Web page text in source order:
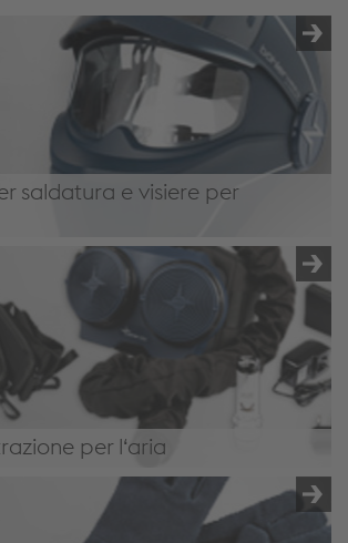
saldatura e visiere per
saldatura
per l‘aria